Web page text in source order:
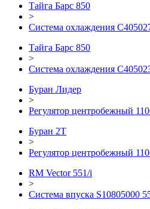
Тайга Барс 850
>
Система охлаждения
Тайга Барс 850
>
Система охлаждения
Буран Лидер
>
Регулятор центробежный
Буран 2Т
>
Регулятор центробежный
RM Vector 551/i
>
Система впуска S10805000